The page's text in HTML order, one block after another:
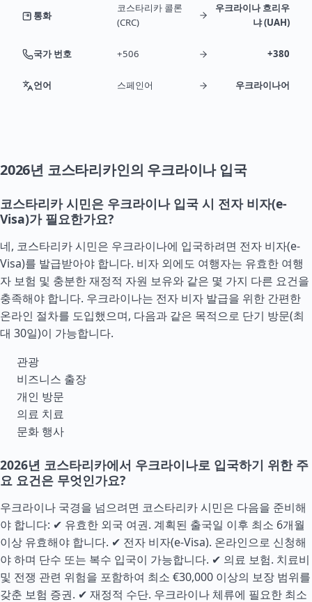
통화
코스타리카 콜론
(CRC)
우크라이나 흐리우
냐 (UAH)
국가 번호 +506 +380
언어 스페인어 우크라이나어
2026년 코스타리카인의 우크라이나 입국
코스타리카 시민은 우크라이나 입국 시 전자 비자(e-
Visa)가 필요한가요?
네, 코스타리카 시민은 우크라이나에 입국하려면 전자 비자(e-
Visa)를 발급받아야 합니다. 비자 외에도 여행자는 유효한 여행
자 보험 및 충분한 재정적 자원 보유와 같은 몇 가지 다른 요건을
충족해야 합니다. 우크라이나는 전자 비자 발급을 위한 간편한
온라인 절차를 도입했으며, 다음과 같은 목적으로 단기 방문(최
대 30일)이 가능합니다.
관광
비즈니스 출장
개인 방문
의료 치료
문화 행사
2026년 코스타리카에서 우크라이나로 입국하기 위한 주
요 요건은 무엇인가요?
우크라이나 국경을 넘으려면 코스타리카 시민은 다음을 준비해
야 합니다: ✔ 유효한 외국 여권. 계획된 출국일 이후 최소 6개월
이상 유효해야 합니다. ✔ 전자 비자(e-Visa). 온라인으로 신청해
야 하며 단수 또는 복수 입국이 가능합니다. ✔ 의료 보험. 치료비
및 전쟁 관련 위험을 포함하여 최소 €30,000 이상의 보장 범위를
갖춘 보험 증권. ✔ 재정적 수단. 우크라이나 체류에 필요한 최소